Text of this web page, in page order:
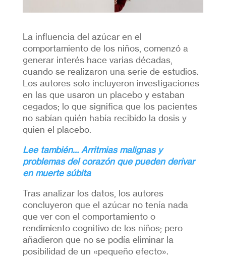
La influencia del azúcar en el
comportamiento de los niños, comenzó a
generar interés hace varias décadas,
cuando se realizaron una serie de estudios.
Los autores solo incluyeron investigaciones
en las que usaron un placebo y estaban
cegados; lo que significa que los pacientes
no sabían quién había recibido la dosis y
quien el placebo.
Lee también… Arritmias malignas y
problemas del corazón que pueden derivar
en muerte súbita
Tras analizar los datos, los autores
concluyeron que el azúcar no tenía nada
que ver con el comportamiento o
rendimiento cognitivo de los niños; pero
añadieron que no se podía eliminar la
posibilidad de un «pequeño efecto».